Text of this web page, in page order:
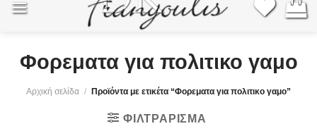
Φορεματα για πολιτικο γαμο
Αρχική σελίδα / Προϊόντα με ετικέτα “Φορεματα για πολιτικο γαμο”
ΦΙΛΤΡΆΡΙΣΜΑ